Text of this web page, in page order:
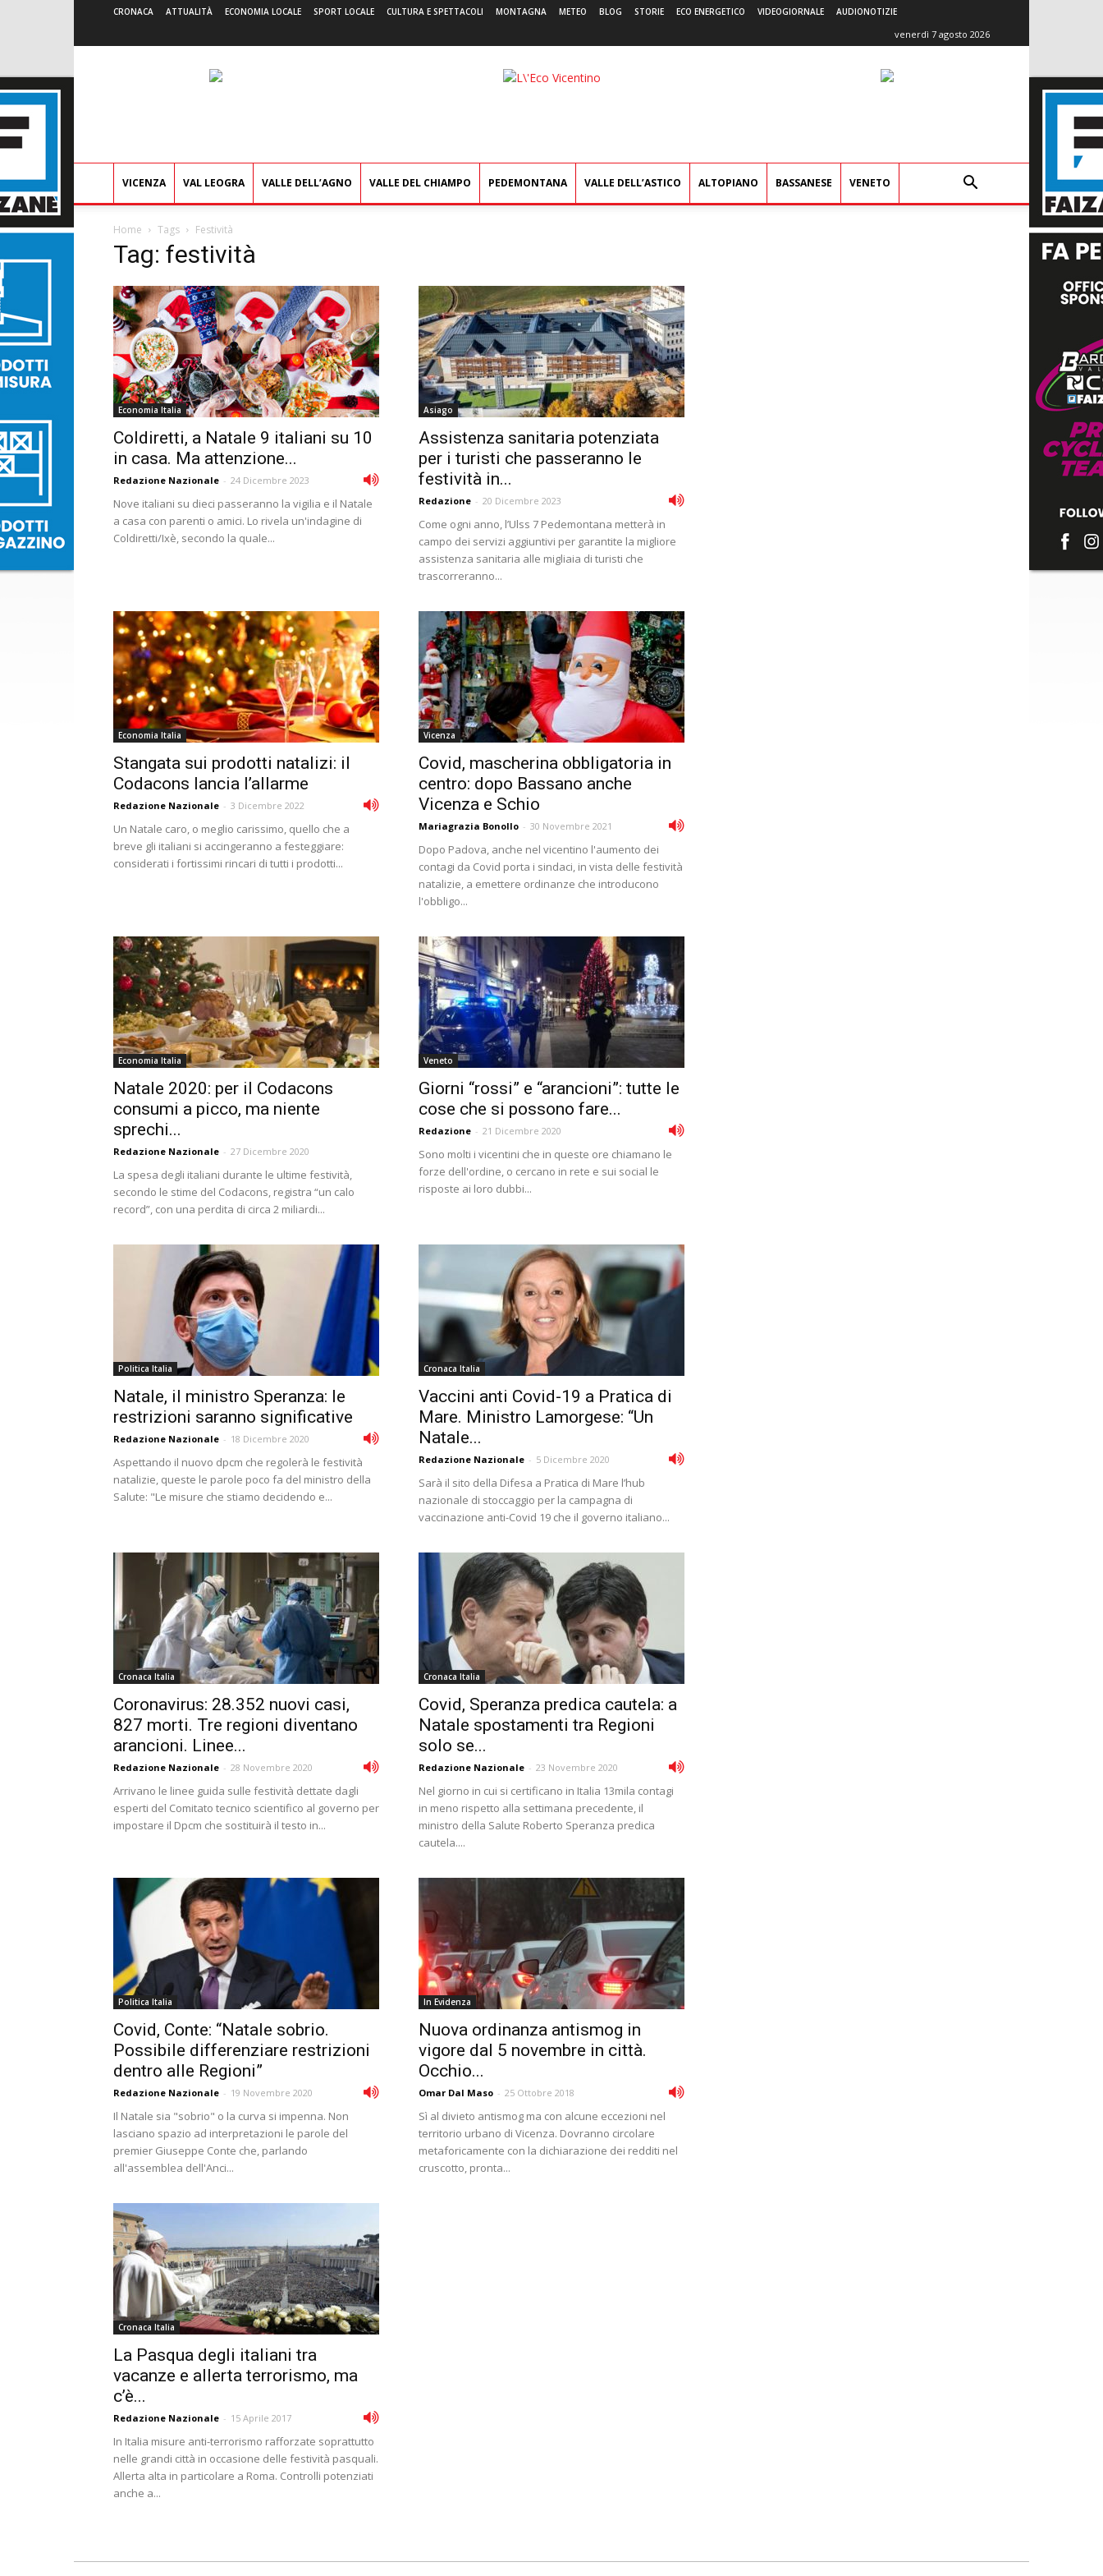
CRONACA ATTUALITÀ ECONOMIA LOCALE SPORT LOCALE CULTURA E SPETTACOLI MONTAGNA METEO BLOG STORIE ECO ENERGETICO VIDEOGIORNALE AUDIONOTIZIE
venerdì 7 agosto 2026
L'Eco
VICENZA VAL LEOGRA VALLE DELL’AGNO VALLE DEL CHIAMPO PEDEMONTANA VALLE DELL’ASTICO ALTOPIANO BASSANESE VENETO
Home Tags Festività
Tag: festività
Economia Italia
Coldiretti, a Natale 9 italiani su 10
in casa. Ma attenzione...
Redazione Nazionale - 24 Dicembre 2023
Nove italiani su dieci passeranno la vigilia e il Natale
a casa con parenti o amici. Lo rivela un'indagine di
Coldiretti/Ixè, secondo la quale...
Asiago
Assistenza sanitaria potenziata
per i turisti che passeranno le
festività in...
Redazione - 20 Dicembre 2023
Come ogni anno, l’Ulss 7 Pedemontana metterà in
campo dei servizi aggiuntivi per garantite la migliore
assistenza sanitaria alle migliaia di turisti che
trascorreranno...
Economia Italia
Stangata sui prodotti natalizi: il
Codacons lancia l’allarme
Redazione Nazionale - 3 Dicembre 2022
Un Natale caro, o meglio carissimo, quello che a
breve gli italiani si accingeranno a festeggiare:
considerati i fortissimi rincari di tutti i prodotti...
Vicenza
Covid, mascherina obbligatoria in
centro: dopo Bassano anche
Vicenza e Schio
Mariagrazia Bonollo - 30 Novembre 2021
Dopo Padova, anche nel vicentino l'aumento dei
contagi da Covid porta i sindaci, in vista delle festività
natalizie, a emettere ordinanze che introducono
l'obbligo...
Economia Italia
Natale 2020: per il Codacons
consumi a picco, ma niente
sprechi...
Redazione Nazionale - 27 Dicembre 2020
La spesa degli italiani durante le ultime festività,
secondo le stime del Codacons, registra “un calo
record”, con una perdita di circa 2 miliardi...
Veneto
Giorni “rossi” e “arancioni”: tutte le
cose che si possono fare...
Redazione - 21 Dicembre 2020
Sono molti i vicentini che in queste ore chiamano le
forze dell'ordine, o cercano in rete e sui social le
risposte ai loro dubbi...
Politica Italia
Natale, il ministro Speranza: le
restrizioni saranno significative
Redazione Nazionale - 18 Dicembre 2020
Aspettando il nuovo dpcm che regolerà le festività
natalizie, queste le parole poco fa del ministro della
Salute: "Le misure che stiamo decidendo e...
Cronaca Italia
Vaccini anti Covid-19 a Pratica di
Mare. Ministro Lamorgese: “Un
Natale...
Redazione Nazionale - 5 Dicembre 2020
Sarà il sito della Difesa a Pratica di Mare l’hub
nazionale di stoccaggio per la campagna di
vaccinazione anti-Covid 19 che il governo italiano...
Cronaca Italia
Coronavirus: 28.352 nuovi casi,
827 morti. Tre regioni diventano
arancioni. Linee...
Redazione Nazionale - 28 Novembre 2020
Arrivano le linee guida sulle festività dettate dagli
esperti del Comitato tecnico scientifico al governo per
impostare il Dpcm che sostituirà il testo in...
Cronaca Italia
Covid, Speranza predica cautela: a
Natale spostamenti tra Regioni
solo se...
Redazione Nazionale - 23 Novembre 2020
Nel giorno in cui si certificano in Italia 13mila contagi
in meno rispetto alla settimana precedente, il
ministro della Salute Roberto Speranza predica
cautela....
Politica Italia
Covid, Conte: “Natale sobrio.
Possibile differenziare restrizioni
dentro alle Regioni”
Redazione Nazionale - 19 Novembre 2020
Il Natale sia "sobrio" o la curva si impenna. Non
lasciano spazio ad interpretazioni le parole del
premier Giuseppe Conte che, parlando
all'assemblea dell'Anci...
In Evidenza
Nuova ordinanza antismog in
vigore dal 5 novembre in città.
Occhio...
Omar Dal Maso - 25 Ottobre 2018
Sì al divieto antismog ma con alcune eccezioni nel
territorio urbano di Vicenza. Dovranno circolare
metaforicamente con la dichiarazione dei redditi nel
cruscotto, pronta...
Cronaca Italia
La Pasqua degli italiani tra
vacanze e allerta terrorismo, ma
c’è...
Redazione Nazionale - 15 Aprile 2017
In Italia misure anti-terrorismo rafforzate soprattutto
nelle grandi città in occasione delle festività pasquali.
Allerta alta in particolare a Roma. Controlli potenziati
anche a...